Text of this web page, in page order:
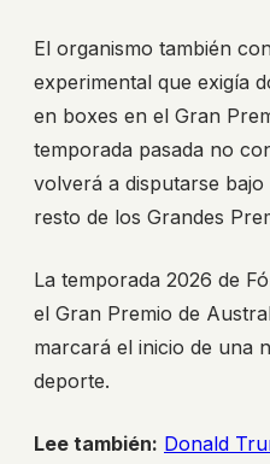
El organismo también
experimental que exigía
en boxes en el Gran
temporada pasada no
volverá a disputarse
resto de los Grandes
La temporada 2026 de
el Gran Premio de
marcará el inicio de una
deporte.
Lee también: Donald